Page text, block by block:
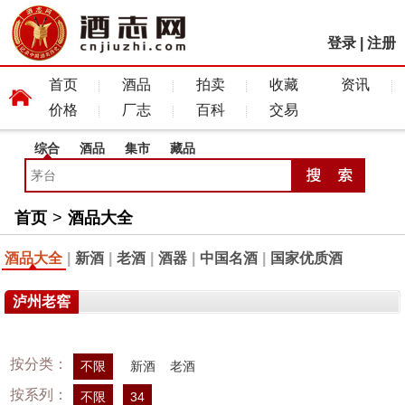
登录 注册
首页 酒品 拍卖 收藏
资讯
价格
厂志 百科 交易
综合 酒品 集市 藏品
首页 > 酒品大全
酒品大全 新酒 老酒 酒器 中国名酒 国家优质酒
泸州老窖
按分类： 不限 新酒 老酒
按系列： 不限 34